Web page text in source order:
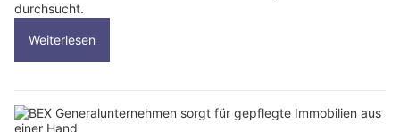
durchsucht.
Weiterlesen